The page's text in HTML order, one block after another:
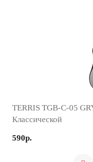
TERRIS TGB-C-05
Классической
590р.